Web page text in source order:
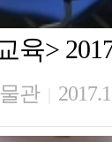
육>
관